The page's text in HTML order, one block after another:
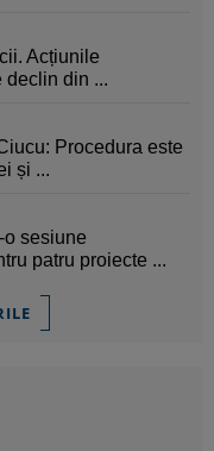
Acțiunile
declin din ...
Procedura este
și ...
o sesiune
patru proiecte ...